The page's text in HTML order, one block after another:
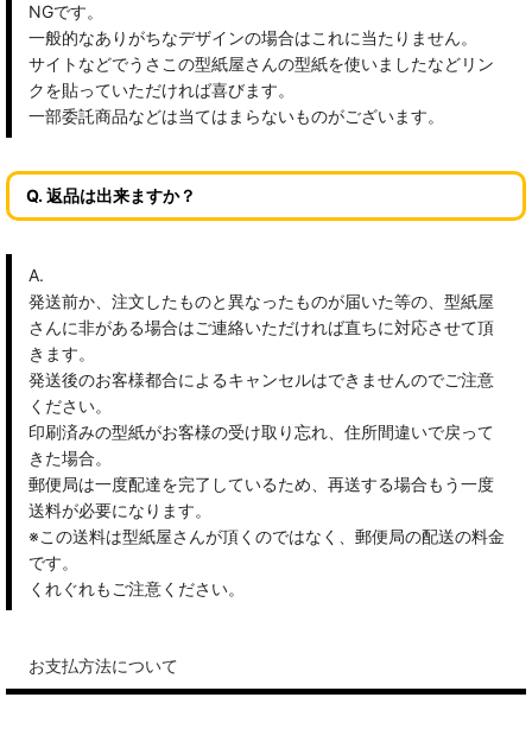
NGです。
一般的なありがちなデザインの場合はこれに当たりません。
サイトなどでうさこの型紙屋さんの型紙を使いましたなどリン
クを貼っていただければ喜びます。
一部委託商品などは当てはまらないものがございます。
Q. 返品は出来ますか？
A.
発送前か、注文したものと異なったものが届いた等の、型紙屋
さんに非がある場合はご連絡いただければ直ちに対応させて頂
きます。
発送後のお客様都合によるキャンセルはできませんのでご注意
ください。
印刷済みの型紙がお客様の受け取り忘れ、住所間違いで戻って
きた場合。
郵便局は一度配達を完了しているため、再送する場合もう一度
送料が必要になります。
※この送料は型紙屋さんが頂くのではなく、郵便局の配送の料金
です。
くれぐれもご注意ください。
お支払方法について